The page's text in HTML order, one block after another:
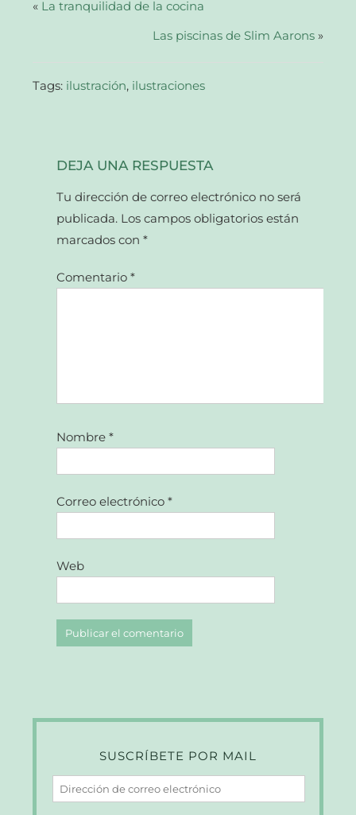
abre
en
ventana
« La tranquilidad de la cocina
Las piscinas de Slim Aarons»
Tags: ilustración, ilustraciones
DEJA UNA RESPUESTA
Tu dirección de correo electrónico no será
publicada. Los campos obligatorios están
marcados con*
Comentario*
Nombre*
Correo electrónico*
Web
SUSCRÍBETE POR MAIL
Dirección
de